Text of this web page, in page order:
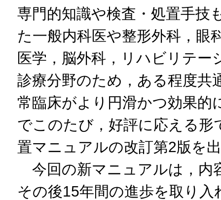
専門的知識や検査・処置手技
た一般内科医や整形外科，眼
医学，脳外科，リハビリテ
診療分野のため，ある程度共
常臨床がより円滑かつ効果
でこのたび，好評に応える形
置マニュアルの改訂第2版を
今回の新マニュアルは，内
その後15年間の進歩を取り